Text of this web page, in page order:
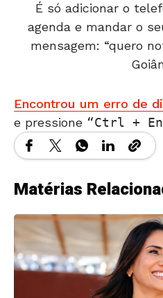
É só adicionar o
agenda e mandar o
mensagem: “quero
Encontrou um erro de
e pressione
Ctrl +
Matérias